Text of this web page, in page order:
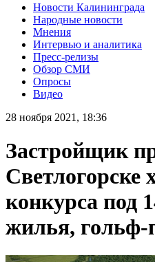
Новости Калининграда
Народные новости
Мнения
Интервью и аналитика
Пресс-релизы
Обзор СМИ
Опросы
Видео
28 ноября 2021, 18:36
Застройщик
Светлогорске
конкурса под
жилья,